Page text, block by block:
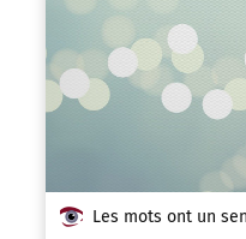
Les mots ont un